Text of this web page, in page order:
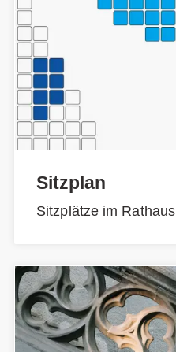
Sitzplan
Sitzplätze im Rathaus